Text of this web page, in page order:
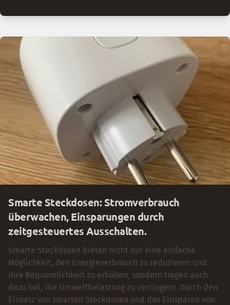
Smarte Steckdosen: Stromverbrauch
überwachen, Einsparungen durch
zeitgesteuertes Ausschalten.
Smarte Steckdosen bieten nicht nur eine einfache
Möglichkeit, den Energieverbrauch zu reduzieren und
Ihre Bequemlichkeit zu erhöhen, sondern tragen auch
dazu bei, die Umweltbelastung zu verringern. Durch den
Einsatz von smarten Steckdosen und das Einsparen von